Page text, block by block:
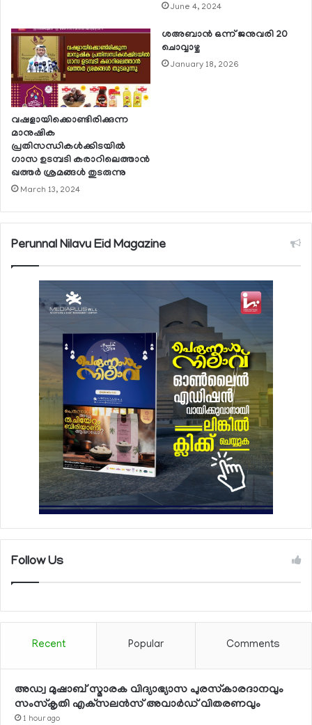
June 4, 2024
വഷളായിക്കൊണ്ടിരിക്കുന്ന
മാനുഷിക
പ്രതിസന്ധികള്‍ക്കിടയില്‍
ഗാസ ഉടമ്പടി കരാറിലെത്താന്‍
ഖത്തര്‍ ശ്രമങ്ങള്‍ തുടരുന്നു
March 13, 2024
ശഅബാന്‍ ഒന്ന് ജനുവരി 20
ചൊവ്വാഴ്ച
January 18, 2026
Perunnal Nilavu Eid Magazine
Follow Us
Recent Popular Comments
അഡ്വ മുഷാബ് സ്മാരക വിദ്യാഭ്യാസ പുരസ്‌കാരദാനവും
സംസ്‌കൃതി എക്‌സലന്‍സ് അവാര്‍ഡ് വിതരണവും
1 hour ago